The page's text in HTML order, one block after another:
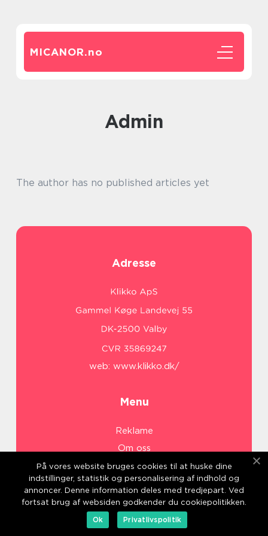
MICANOR.no
admin
The author has no published articles yet
Adresse
web: www.klikko.dk/
Menu
Reklame
Om oss
Cookies
Kontakt Oss
Sitemap
På vores website bruges cookies til at huske dine
indstillinger, statistik og personalisering af indhold og
annoncer. Denne information deles med tredjepart. Ved
fortsat brug af websiden godkender du cookiepolitikken.
Ok
Privatlivspolitik